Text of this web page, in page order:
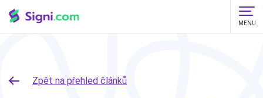
MENU
Zpět na přehled článků